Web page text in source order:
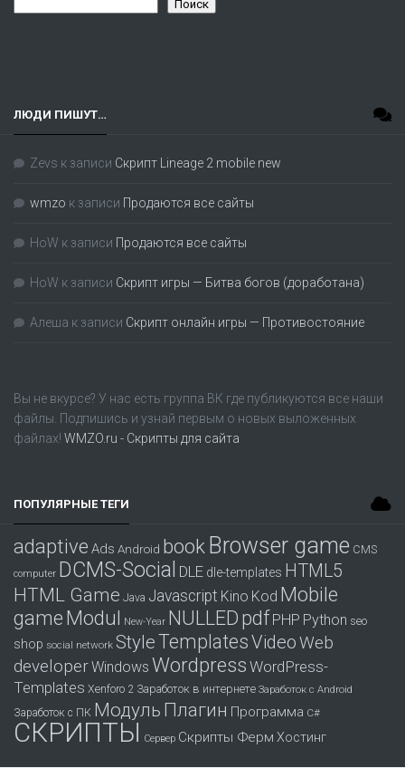
Поиск
ЛЮДИ ПИШУТ…
Zevs к записи Скрипт Lineage 2 mobile new
wmzo к записи Продаются все сайты
HoW к записи Продаются все сайты
HoW к записи Скрипт игры — Битва богов (доработана)
Алеша к записи Скрипт онлайн игры — Противостояние
Вы не вкурсе? У нас есть группа ВК где публикуются все наши
файлы. Подпишись и узнай первым о новых выложенных
файлах! WMZO.ru - Скрипты для сайта
ПОПУЛЯРНЫЕ ТЕГИ
adaptive Ads Android book Browser game CMS
computer DCMS-Social DLE dle-templates HTML5
HTML Game Java Javascript Kino Kod Mobile
gameModul New-Year NULLED pdf PHP Python seo
shop social network StyleTemplatesVideoWeb
developerWindows Wordpress WordPress-
Templates Xenforo 2 Заработок в интернете Заработок с Android
Заработок с ПК Модуль Плагин Программа С#
СКРИПТЫ Сервер Скрипты Ферм Хостинг